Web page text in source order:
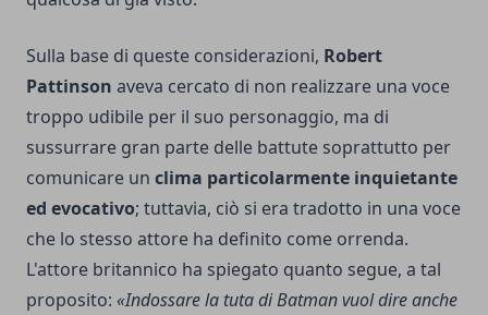
Sulla base di queste considerazioni, Robert
Pattinson aveva cercato di non realizzare una voce
troppo udibile per il suo personaggio, ma di
sussurrare gran parte delle battute soprattutto per
comunicare un clima particolarmente inquietante
ed evocativo; tuttavia, ciò si era tradotto in una voce
che lo stesso attore ha definito come orrenda.
L'attore britannico ha spiegato quanto segue, a tal
proposito: «Indossare la tuta di Batman vuol dire anche